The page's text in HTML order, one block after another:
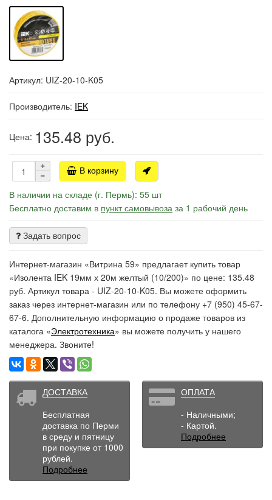
Артикул: UIZ-20-10-K05
Производитель: IEK
Цена: 135.48 руб.
В корзину
В наличии на складе (г. Пермь): 55 шт
Бесплатно доставим в пункт самовывоза за 1 рабочий день
Задать вопрос
Интернет-магазин «Витрина 59» предлагает купить товар
«Изолента IEK 19мм х 20м желтый (10/200)» по цене: 135.48
руб. Артикул товара - UIZ-20-10-K05. Вы можете оформить
заказ через интернет-магазин или по телефону +7 (950) 45-67-
67-6. Дополнительную информацию о продаже товаров из
каталога «Электротехника» вы можете получить у нашего
менеджера. Звоните!
ДОСТАВКА
Бесплатная
доставка по Перми
в среду и пятницу
при покупке от 1000
рублей.
Подробнее
ОПЛАТА
- Наличными;
- Картой.
Подробнее